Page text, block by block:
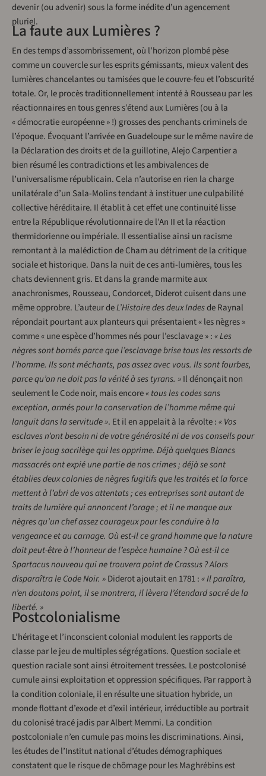
devenir (ou advenir) sous la forme inédite d’un agencement
pluriel.
La faute aux Lumières ?
En des temps d’assombrissement, où l’horizon plombé pèse
comme un couvercle sur les esprits gémissants, mieux valent des
lumières chancelantes ou tamisées que le couvre-feu et l’obscurité
totale. Or, le procès traditionnellement intenté à Rousseau par les
réactionnaires en tous genres s’étend aux Lumières (ou à la
« démocratie européenne » !) grosses des penchants criminels de
l’époque. Évoquant l’arrivée en Guadeloupe sur le même navire de
la Déclaration des droits et de la guillotine, Alejo Carpentier a
bien résumé les contradictions et les ambivalences de
l’universalisme républicain. Cela n’autorise en rien la charge
unilatérale d’un Sala-Molins tendant à instituer une culpabilité
collective héréditaire. Il établit à cet effet une continuité lisse
entre la République révolutionnaire de l’An II et la réaction
thermidorienne ou impériale. Il essentialise ainsi un racisme
remontant à la malédiction de Cham au détriment de la critique
sociale et historique. Dans la nuit de ces anti-lumières, tous les
chats deviennent gris. Et dans la grande marmite aux
anachronismes, Rousseau, Condorcet, Diderot cuisent dans une
même opprobre. L’auteur deL’Histoire des deux Indesde Raynal
répondait pourtant aux planteurs qui présentaient « les nègres »
comme « une espèce d’hommes nés pour l’esclavage » :« Les
nègres sont bornés parce que l’esclavage brise tous les ressorts de
l’homme. Ils sont méchants, pas assez avec vous. Ils sont fourbes,
parce qu’on ne doit pas la vérité à ses tyrans. »Il dénonçait non
seulement le Code noir, mais encore« tous les codes sans
exception, armés pour la conservation de l’homme même qui
languit dans la servitude ». Et il en appelait à la révolte :« Vos
esclaves n’ont besoin ni de votre générosité ni de vos conseils pour
briser le joug sacrilège qui les opprime. Déjà quelques Blancs
massacrés ont expié une partie de nos crimes ; déjà se sont
établies deux colonies de nègres fugitifs que les traités et la force
mettent à l’abri de vos attentats ; ces entreprises sont autant de
traits de lumière qui annoncent l’orage ; et il ne manque aux
nègres qu’un chef assez courageux pour les conduire à la
vengeance et au carnage. Où est-il ce grand homme que la nature
doit peut-être à l’honneur de l’espèce humaine ? Où est-il ce
Spartacus nouveau qui ne trouvera point de Crassus ? Alors
disparaîtra le Code Noir. »Diderot ajoutait en 1781 :« Il paraîtra,
n’en doutons point, il se montrera, il lèvera l’étendard sacré de la
liberté. »
Postcolonialisme
L’héritage et l’inconscient colonial modulent les rapports de
classe par le jeu de multiples ségrégations. Question sociale et
question raciale sont ainsi étroitement tressées. Le postcolonisé
cumule ainsi exploitation et oppression spécifiques. Par rapport à
la condition coloniale, il en résulte une situation hybride, un
monde flottant d’exode et d’exil intérieur, irréductible au portrait
du colonisé tracé jadis par Albert Memmi. La condition
postcoloniale n’en cumule pas moins les discriminations. Ainsi,
les études de l’Institut national d’études démographiques
constatent que le risque de chômage pour les Maghrébins est